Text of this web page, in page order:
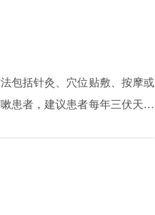
包括针灸、穴位贴敷、按摩或
患者，建议患者每年三伏天或